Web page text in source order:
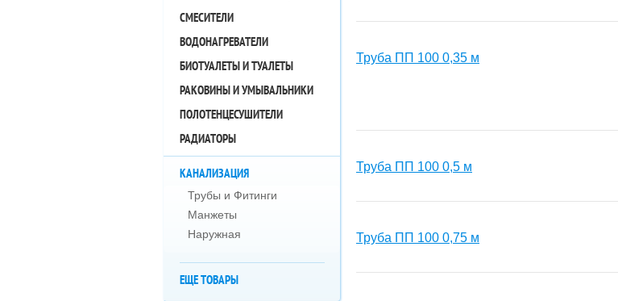
СМЕСИТЕЛИ
ВОДОНАГРЕВАТЕЛИ
БИОТУАЛЕТЫ И ТУАЛЕТЫ
РАКОВИНЫ И УМЫВАЛЬНИКИ
ПОЛОТЕНЦЕСУШИТЕЛИ
РАДИАТОРЫ
КАНАЛИЗАЦИЯ
Трубы и Фитинги
Манжеты
Наружная
ЕЩЕ ТОВАРЫ
Труба ПП 100 0,35 м
Труба ПП 100 0,5 м
Труба ПП 100 0,75 м